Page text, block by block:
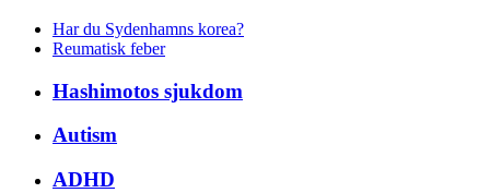
Har du Sydenhamns korea?
Reumatisk feber
Hashimotos sjukdom
Autism
ADHD